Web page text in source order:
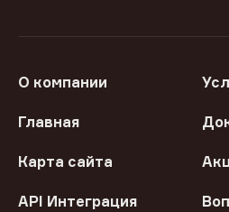
О компании
Главная
Карта сайта
API Интеграция